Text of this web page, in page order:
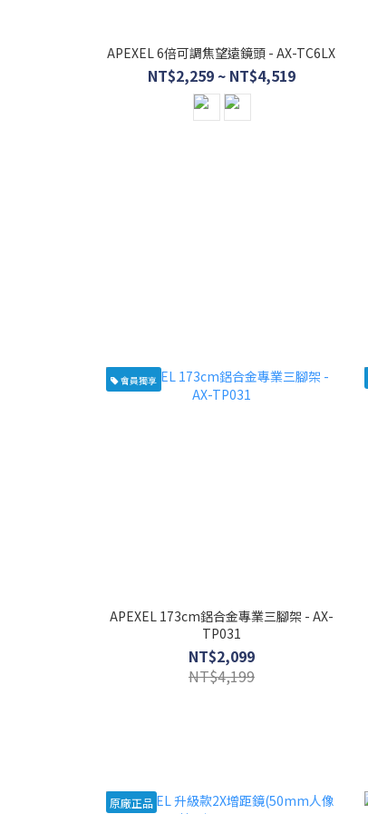
APEXEL 6倍可調焦望遠鏡頭 - AX-TC6LX
NT$2,259 ~ NT$4,519
會員獨享
APEXEL 173cm鋁合金專業三腳架 - AX-
TP031
NT$2,099
NT$4,199
原廠正品